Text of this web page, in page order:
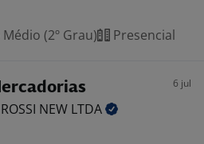
(2º Grau) Presencial
6 jul
NEW LTDA